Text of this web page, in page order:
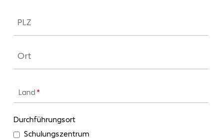
Land*
Durchführungsort
Schulungszentrum